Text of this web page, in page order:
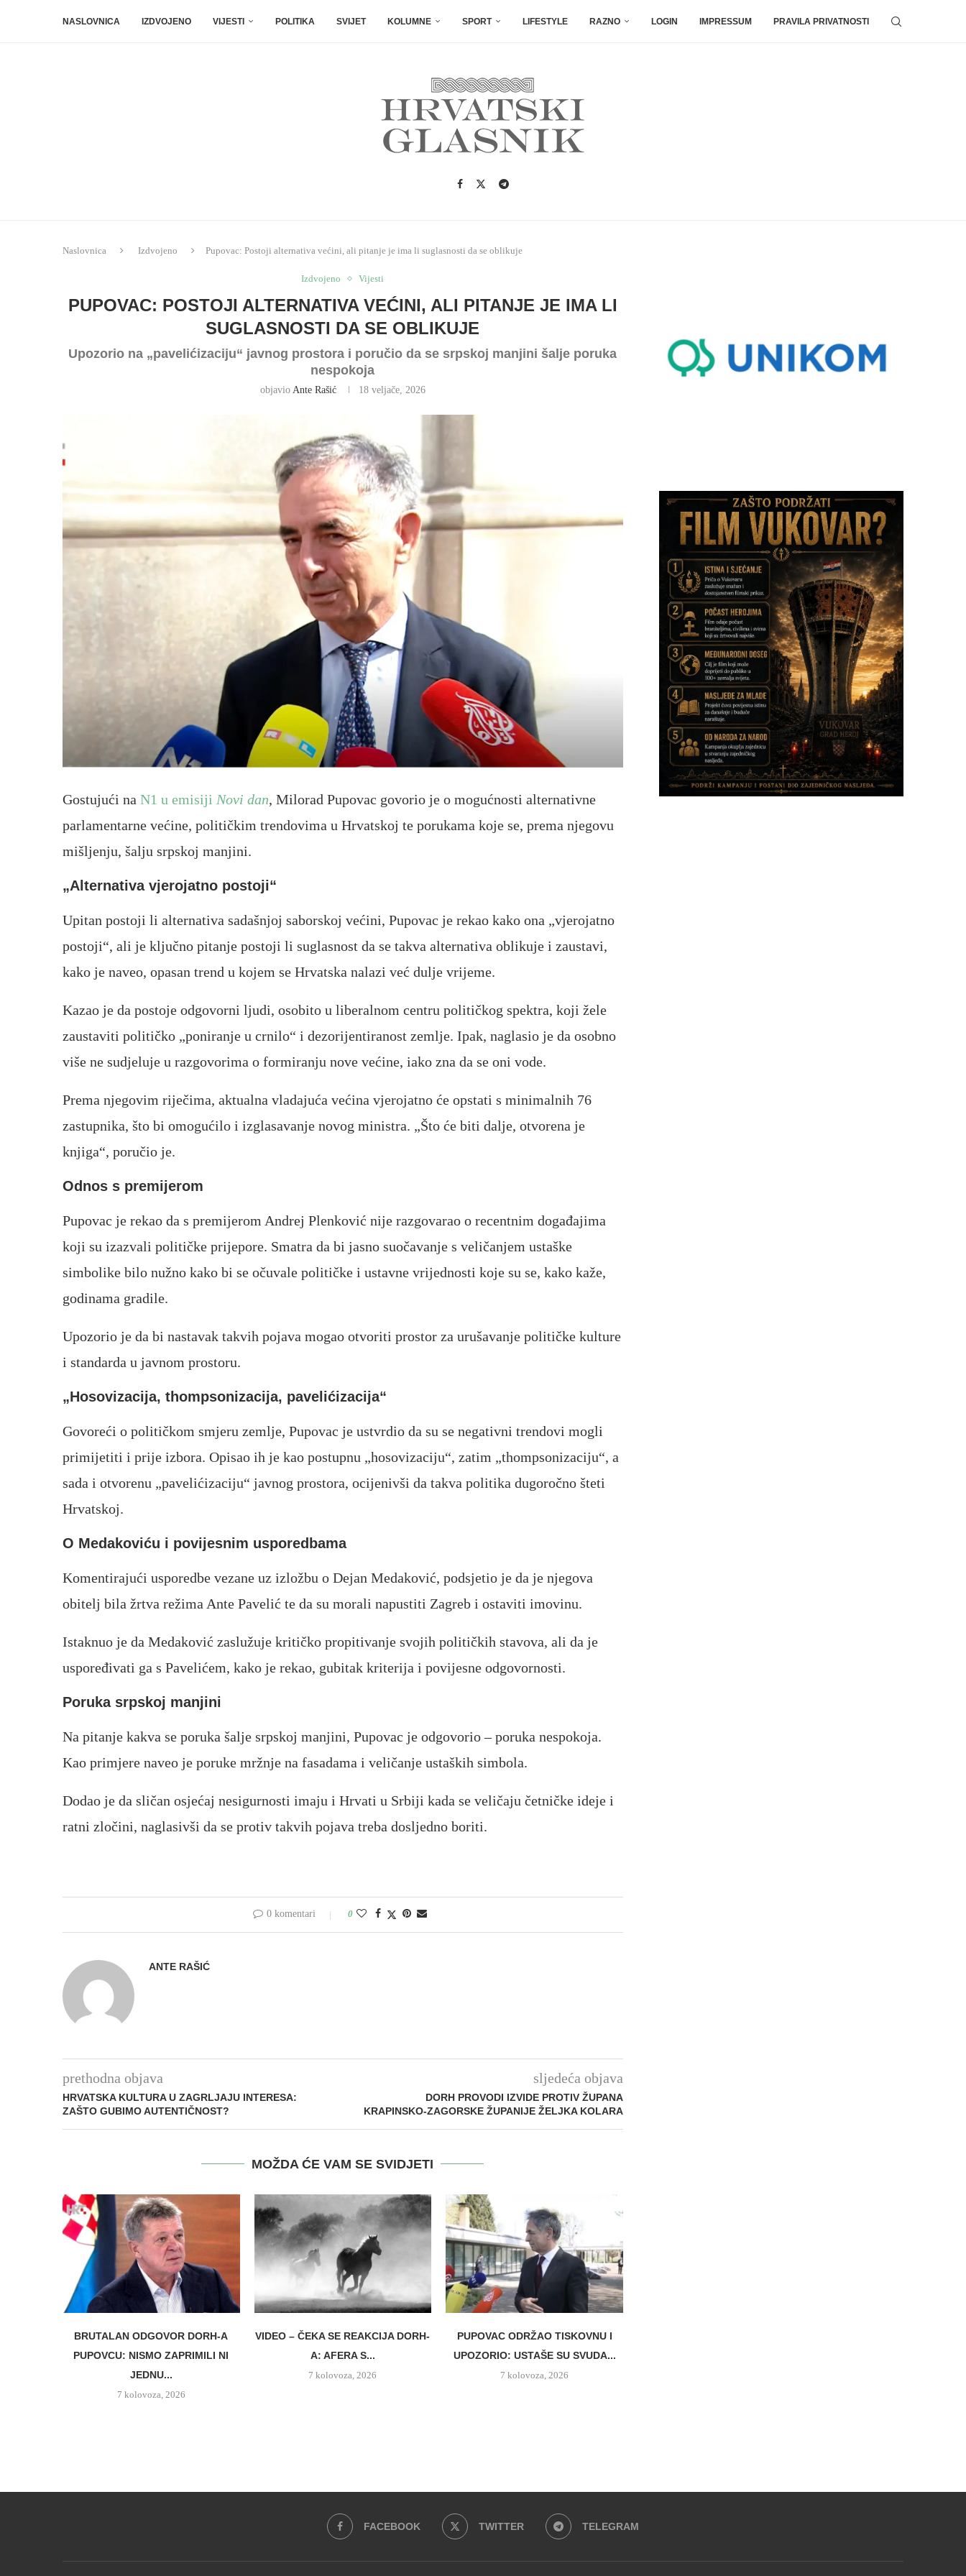
NASLOVNICA IZDVOJENO VIJESTI POLITIKA SVIJET KOLUMNE SPORT LIFESTYLE RAZNO LOGIN IMPRESSUM PRAVILA PRIVATNOSTI
Naslovnica Izdvojeno Pupovac: Postoji alternativa većini, ali pitanje je ima li suglasnosti da se oblikuje
Izdvojeno Vijesti
PUPOVAC: POSTOJI ALTERNATIVA VEĆINI, ALI PITANJE JE IMA LI
SUGLASNOSTI DA SE OBLIKUJE
Upozorio na „pavelićizaciju“ javnog prostora i poručio da se srpskoj manjini šalje poruka
nespokoja
objavio Ante Rašić 18 veljače, 2026
Gostujući na N1 u emisiji Novi dan, Milorad Pupovac govorio je o mogućnosti alternativne
parlamentarne većine, političkim trendovima u Hrvatskoj te porukama koje se, prema njegovu
mišljenju, šalju srpskoj manjini.
„Alternativa vjerojatno postoji“
Upitan postoji li alternativa sadašnjoj saborskoj većini, Pupovac je rekao kako ona „vjerojatno
postoji“, ali je ključno pitanje postoji li suglasnost da se takva alternativa oblikuje i zaustavi,
kako je naveo, opasan trend u kojem se Hrvatska nalazi već dulje vrijeme.
Kazao je da postoje odgovorni ljudi, osobito u liberalnom centru političkog spektra, koji žele
zaustaviti političko „poniranje u crnilo“ i dezorijentiranost zemlje. Ipak, naglasio je da osobno
više ne sudjeluje u razgovorima o formiranju nove većine, iako zna da se oni vode.
Prema njegovim riječima, aktualna vladajuća većina vjerojatno će opstati s minimalnih 76
zastupnika, što bi omogućilo i izglasavanje novog ministra. „Što će biti dalje, otvorena je
knjiga“, poručio je.
Odnos s premijerom
Pupovac je rekao da s premijerom Andrej Plenković nije razgovarao o recentnim događajima
koji su izazvali političke prijepore. Smatra da bi jasno suočavanje s veličanjem ustaške
simbolike bilo nužno kako bi se očuvale političke i ustavne vrijednosti koje su se, kako kaže,
godinama gradile.
Upozorio je da bi nastavak takvih pojava mogao otvoriti prostor za urušavanje političke kulture
i standarda u javnom prostoru.
„Hosovizacija, thompsonizacija, pavelićizacija“
Govoreći o političkom smjeru zemlje, Pupovac je ustvrdio da su se negativni trendovi mogli
primijetiti i prije izbora. Opisao ih je kao postupnu „hosovizaciju“, zatim „thompsonizaciju“, a
sada i otvorenu „pavelićizaciju“ javnog prostora, ocijenivši da takva politika dugoročno šteti
Hrvatskoj.
O Medakoviću i povijesnim usporedbama
Komentirajući usporedbe vezane uz izložbu o Dejan Medaković, podsjetio je da je njegova
obitelj bila žrtva režima Ante Pavelić te da su morali napustiti Zagreb i ostaviti imovinu.
Istaknuo je da Medaković zaslužuje kritičko propitivanje svojih političkih stavova, ali da je
uspoređivati ga s Pavelićem, kako je rekao, gubitak kriterija i povijesne odgovornosti.
Poruka srpskoj manjini
Na pitanje kakva se poruka šalje srpskoj manjini, Pupovac je odgovorio – poruka nespokoja.
Kao primjere naveo je poruke mržnje na fasadama i veličanje ustaških simbola.
Dodao je da sličan osjećaj nesigurnosti imaju i Hrvati u Srbiji kada se veličaju četničke ideje i
ratni zločini, naglasivši da se protiv takvih pojava treba dosljedno boriti.
0 komentari 0
ANTE RAŠIĆ
prethodna objava
HRVATSKA KULTURA U ZAGRLJAJU INTERESA:
ZAŠTO GUBIMO AUTENTIČNOST?
sljedeća objava
DORH PROVODI IZVIDE PROTIV ŽUPANA
KRAPINSKO-ZAGORSKE ŽUPANIJE ŽELJKA KOLARA
MOŽDA ĆE VAM SE SVIDJETI
BRUTALAN ODGOVOR DORH-A
PUPOVCU: NISMO ZAPRIMILI NI
JEDNU...
7 kolovoza, 2026
VIDEO – ČEKA SE REAKCIJA DORH-
A: AFERA S...
7 kolovoza, 2026
PUPOVAC ODRŽAO TISKOVNU I
UPOZORIO: USTAŠE SU SVUDA...
7 kolovoza, 2026
FACEBOOK TWITTER TELEGRAM